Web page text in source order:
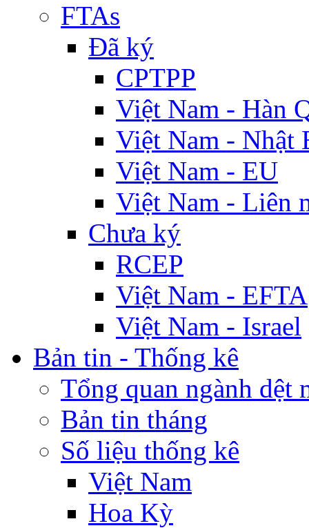
FTAs
Đã ký
CPTPP
Việt Nam - Hàn
Việt Nam - Nhật
Việt Nam - EU
Việt Nam - Liên
Chưa ký
RCEP
Việt Nam - EFTA
Việt Nam - Israel
Bản tin - Thống kê
Tổng quan ngành dệt
Bản tin tháng
Số liệu thống kê
Việt Nam
Hoa Kỳ